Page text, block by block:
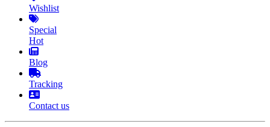
Wishlist
Special
Hot
Blog
Tracking
Contact us